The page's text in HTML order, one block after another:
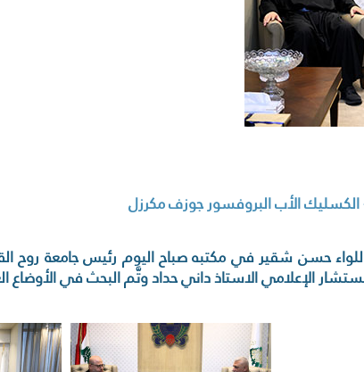
الأب البروفسور جوزف مكرزل
اللواء حسن شقير في مكتبه صباح اليوم رئيس جامعة
الإعلامي الاستاذ داني حداد وتَّم البحث في الأوضاع